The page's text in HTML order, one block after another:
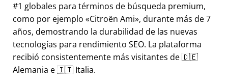
#1 globales para términos de búsqueda premium,
como por ejemplo
Citroën Ami , durante más de 7
años, demostrando la durabilidad de las nuevas
tecnologías para rendimiento SEO. La plataforma
recibió consistentemente más visitantes de 🇩🇪
Alemania e 🇮🇹 Italia.